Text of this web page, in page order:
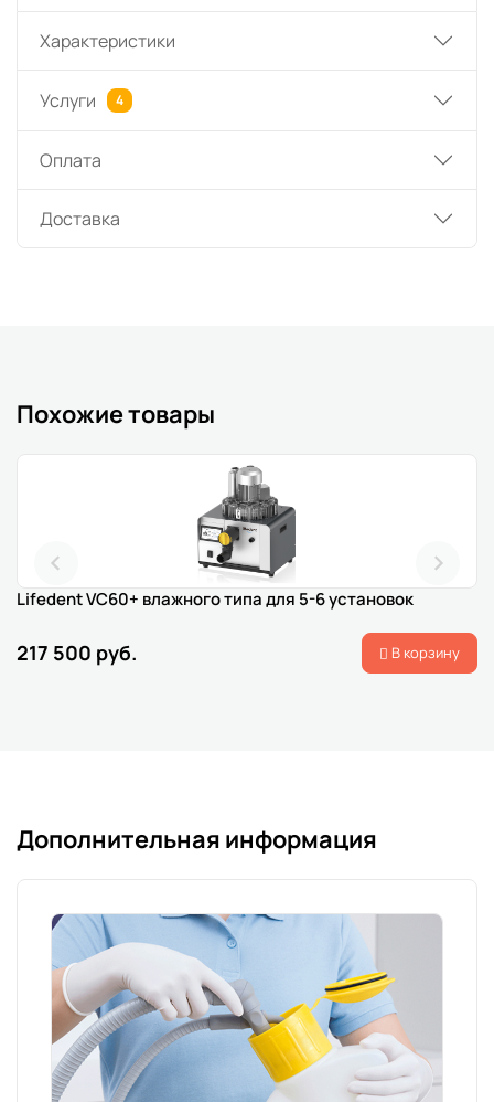
Характеристики
Услуги 4
Оплата
Доставка
Похожие товары
Lifedent VC60+ влажного типа для 5-6 установок
217 500 руб. В корзину
Дополнительная информация